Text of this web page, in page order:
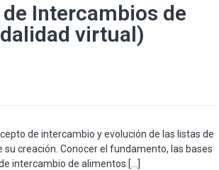
Intercambios de
virtual)
de intercambio y evolución de las listas de
creación. Conocer el fundamento, las bases
intercambio de alimentos […]